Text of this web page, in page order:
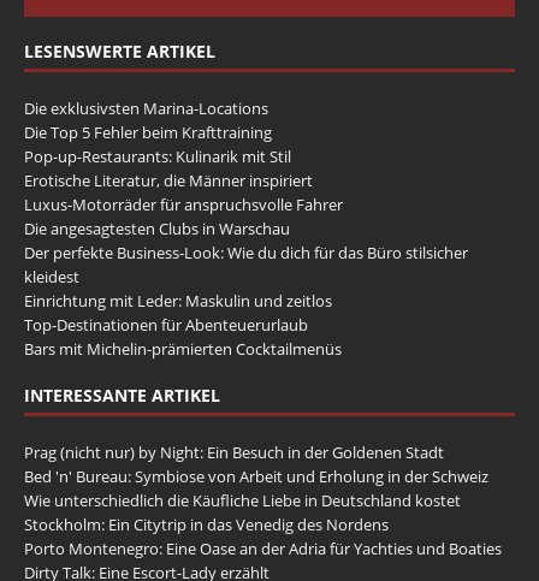
LESENSWERTE ARTIKEL
Die exklusivsten Marina-Locations
Die Top 5 Fehler beim Krafttraining
Pop-up-Restaurants: Kulinarik mit Stil
Erotische Literatur, die Männer inspiriert
Luxus-Motorräder für anspruchsvolle Fahrer
Die angesagtesten Clubs in Warschau
Der perfekte Business-Look: Wie du dich für das Büro stilsicher
kleidest
Einrichtung mit Leder: Maskulin und zeitlos
Top-Destinationen für Abenteuerurlaub
Bars mit Michelin-prämierten Cocktailmenüs
INTERESSANTE ARTIKEL
Prag (nicht nur) by Night: Ein Besuch in der Goldenen Stadt
Bed 'n' Bureau: Symbiose von Arbeit und Erholung in der Schweiz
Wie unterschiedlich die Käufliche Liebe in Deutschland kostet
Stockholm: Ein Citytrip in das Venedig des Nordens
Porto Montenegro: Eine Oase an der Adria für Yachties und Boaties
Dirty Talk: Eine Escort-Lady erzählt